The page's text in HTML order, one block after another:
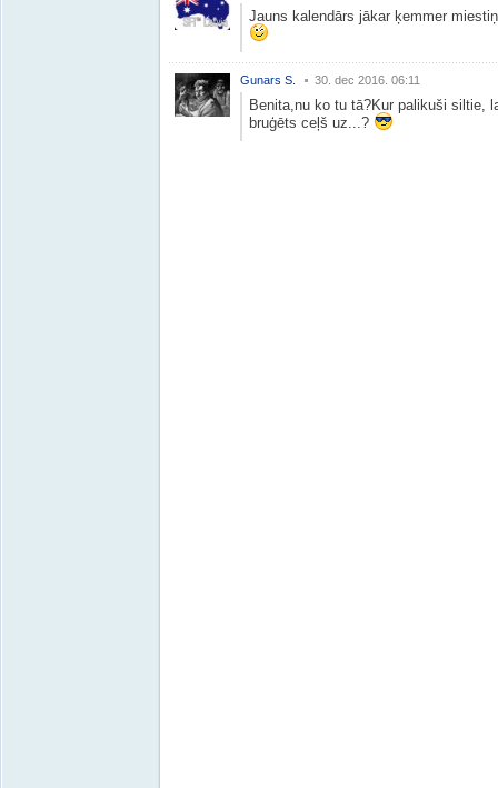
Jauns kalendārs jākar ķemmer
Gunars S. 30. dec 2016. 06:11
Benita,nu ko tu tā?Kur palikuši siltie,
bruģēts ceļš uz...?